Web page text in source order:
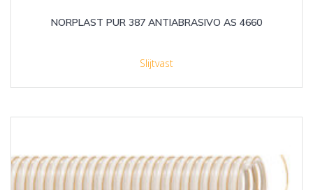
NORPLAST PUR 387 ANTIABRASIVO AS 4660
Slijtvast